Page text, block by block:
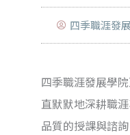
四季職涯發
四季職涯發展學
直默默地深耕職
品質的授課與諮